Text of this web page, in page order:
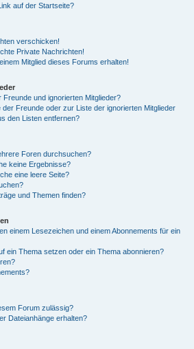
auf der Startseite?
verschicken!
Private Nachrichten!
Mitglied dieses Forums erhalten!
und ignorierten Mitglieder?
Freunde oder zur Liste der ignorierten Mitglieder
den Listen entfernen?
Foren durchsuchen?
keine Ergebnisse?
eine leere Seite?
und Themen finden?
einem Lesezeichen und einem Abonnements für ein
ein Thema setzen oder ein Thema abonnieren?
Forum zulässig?
Dateianhänge erhalten?